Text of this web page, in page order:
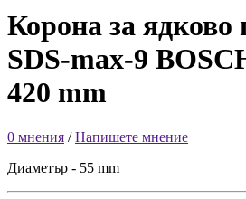
Корона за ядково
SDS-max-9
420 mm
0 мнения /Напишете мнение
Диаметър - 55 mm